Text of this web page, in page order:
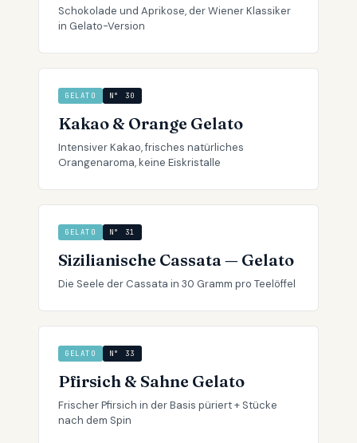
Schokolade und Aprikose, der Wiener Klassiker
in Gelato-Version
GELATO N° 30
Kakao & Orange Gelato
Intensiver Kakao, frisches natürliches
Orangenaroma, keine Eiskristalle
GELATO N° 31
Sizilianische Cassata — Gelato
Die Seele der Cassata in 30 Gramm pro Teelöffel
GELATO N° 33
Pfirsich & Sahne Gelato
Frischer Pfirsich in der Basis püriert + Stücke
nach dem Spin